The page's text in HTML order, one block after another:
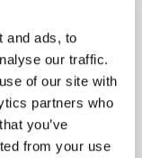
and ads, to
our traffic.
of our site with
partners who
you’ve
from your use